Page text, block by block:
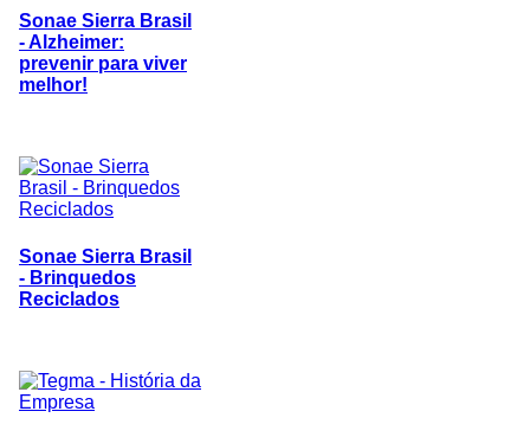
Sonae Sierra Brasil
- Alzheimer:
prevenir para viver
melhor!
Sonae Sierra Brasil
- Brinquedos
Reciclados